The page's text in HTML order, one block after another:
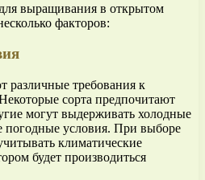
выращивания в открытом
факторов:
различные требования к
сорта предпочитают
могут выдерживать холодные
погодные условия. При выборе
климатические
будет производиться